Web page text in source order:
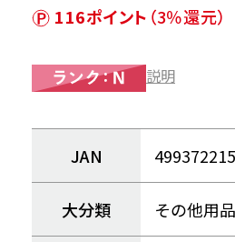
116ポイント （3％還元）
説明
JAN
大分類 その他用品